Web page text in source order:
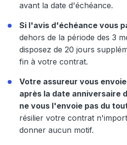
avant la date d'échéance.
Si l'avis d'échéance vous
dehors de la période des 3
disposez de 20 jours
fin à votre contrat.
Votre assureur vous
après la date anniversaire
ne vous l'envoie pas du
résilier votre contrat
donner aucun motif.